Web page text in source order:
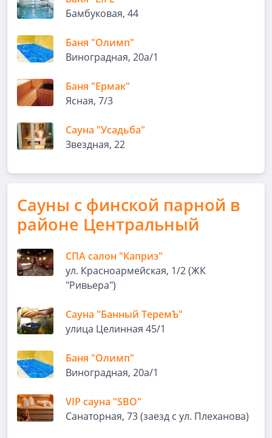
Бамбуковая, 44
Баня "Олимп"
Виноградная, 20а/1
Баня "Ермак"
Ясная, 7/3
Сауна "Усадьба"
Звездная, 22
Сауны с финской парной в
районе Центральный
СПА салон "Каприз"
ул. Красноармейская, 1/2 (ЖК
"Ривьера")
Сауна "Банный ТеремЪ"
улица Целинная 45/1
Баня "Олимп"
Виноградная, 20а/1
VIP сауна "SBO"
Санаторная, 73 (заезд с ул. Плеханова)